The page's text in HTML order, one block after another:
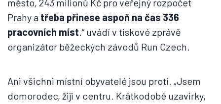
město, 243 milionů Kč pro veřejný rozpočet
Prahy a třeba přinese aspoň na čas 336
pracovních míst.“ uvádí v tiskové zprávě
organizátor běžeckých závodů Run Czech.
Ani všichni místní obyvatelé jsou proti. „Jsem
domorodec, žiji v centru. Krátkodobé uzavirky,